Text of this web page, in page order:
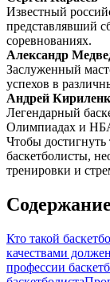
Известный
представлявший
соревнованиях.
Александр
Заслуженный
успехов в
Андрей
Легендарный
Олимпиадах и
Чтобы достигнуть
баскетболисты,
тренировки и
Содержание
Кто такой
качествами
профессии